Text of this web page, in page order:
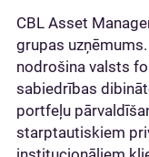
CBL Asset
grupas
nodrošina valsts
sabiedrības
portfeļu
starptautiskiem